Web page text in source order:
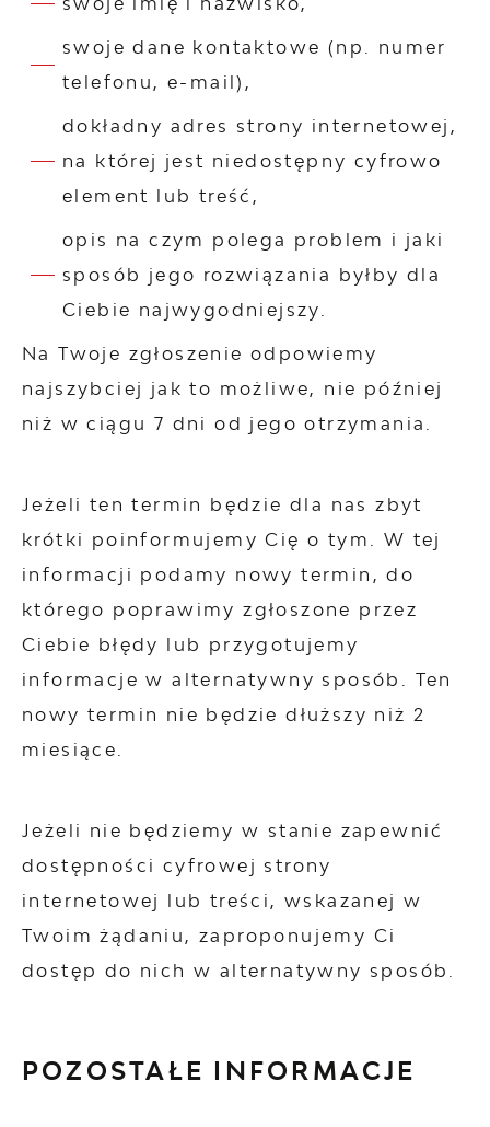
swoje dane kontaktowe (np. numer
telefonu, e-mail),
dokładny adres strony internetowej,
na której jest niedostępny cyfrowo
element lub treść,
opis na czym polega problem i jaki
sposób jego rozwiązania byłby dla
Ciebie najwygodniejszy.
Na Twoje zgłoszenie odpowiemy
najszybciej jak to możliwe, nie później
niż w ciągu 7 dni od jego otrzymania.
Jeżeli ten termin będzie dla nas zbyt
krótki poinformujemy Cię o tym. W tej
informacji podamy nowy termin, do
którego poprawimy zgłoszone przez
Ciebie błędy lub przygotujemy
informacje w alternatywny sposób. Ten
nowy termin nie będzie dłuższy niż 2
miesiące.
Jeżeli nie będziemy w stanie zapewnić
dostępności cyfrowej strony
internetowej lub treści, wskazanej w
Twoim żądaniu, zaproponujemy Ci
dostęp do nich w alternatywny sposób.
POZOSTAŁE INFORMACJE